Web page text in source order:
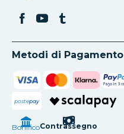
Metodi di Pagamento
postepay
BonificoContrassegno